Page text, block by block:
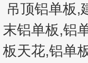
吊顶铝单板,
末铝单板,铝
板天花,铝单